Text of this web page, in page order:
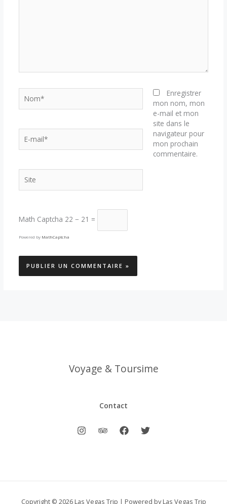
mail*
Enregistrer
mon nom, mon
e-mail et mon
site dans le
navigateur pour
mon prochain
commentaire.
Math Captcha 22 − 21 =
Powered by MathCaptcha
Voyage & Toursime
Contact
Copyright © 2026 Las Vegas Trip | Powered by Las Vegas Trip